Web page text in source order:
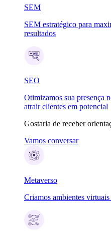
SEM
SEM estratégico para
resultados
SEO
Otimizamos sua presença
atrair clientes em potencial
Gostaria de receber
Vamos conversar
Metaverso
Criamos ambientes